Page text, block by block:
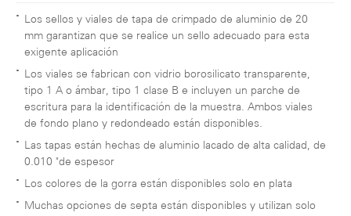
Los sellos y viales de tapa de crimpado de aluminio de 20
mm garantizan que se realice un sello adecuado para esta
exigente aplicación
Los viales se fabrican con vidrio borosilicato transparente,
tipo 1 A o ámbar, tipo 1 clase B e incluyen un parche de
escritura para la identificación de la muestra. Ambos viales
de fondo plano y redondeado están disponibles.
Las tapas están hechas de aluminio lacado de alta calidad, de
0.010 "de espesor
Los colores de la gorra están disponibles solo en plata
Muchas opciones de septa están disponibles y utilizan solo